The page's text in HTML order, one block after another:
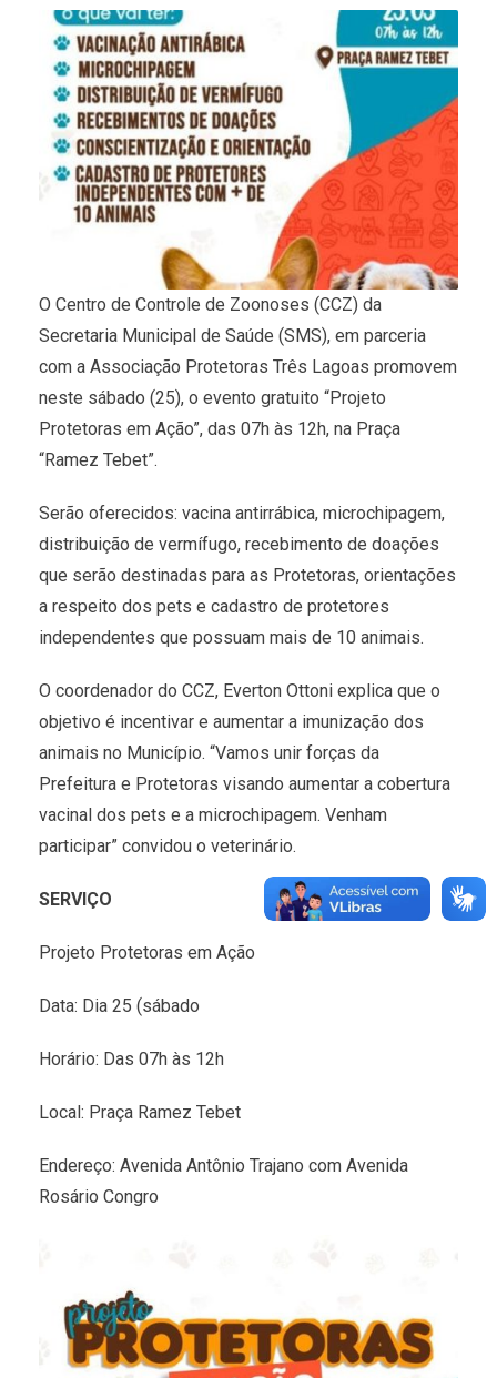
O Centro de Controle de Zoonoses (CCZ) da
Secretaria Municipal de Saúde (SMS), em parceria
com a Associação Protetoras Três Lagoas promovem
neste sábado (25), o evento gratuito “Projeto
Protetoras em Ação”, das 07h às 12h, na Praça
“Ramez Tebet”.
Serão oferecidos: vacina antirrábica, microchipagem,
distribuição de vermífugo, recebimento de doações
que serão destinadas para as Protetoras, orientações
a respeito dos pets e cadastro de protetores
independentes que possuam mais de 10 animais.
O coordenador do CCZ, Everton Ottoni explica que o
objetivo é incentivar e aumentar a imunização dos
animais no Município. “Vamos unir forças da
Prefeitura e Protetoras visando aumentar a cobertura
vacinal dos pets e a microchipagem. Venham
participar” convidou o veterinário.
SERVIÇO
Projeto Protetoras em Ação
Data: Dia 25 (sábado
Horário: Das 07h às 12h
Local: Praça Ramez Tebet
Endereço: Avenida Antônio Trajano com Avenida
Rosário Congro